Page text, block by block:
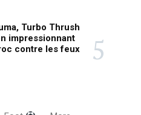
Turbo Thrush
impressionnant
contre les feux